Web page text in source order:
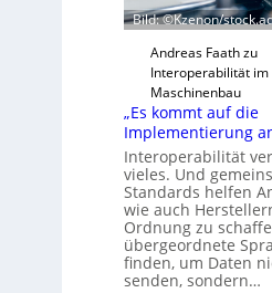
Bild: ©Kzenon/
Andreas Faath zu
Interoperabilität im
Maschinenbau
„Es kommt auf die
Implementierung
Interoperabilität
vieles. Und
Standards helfen
wie auch
Ordnung zu
übergeordnete
finden, um Daten
senden, sondern…